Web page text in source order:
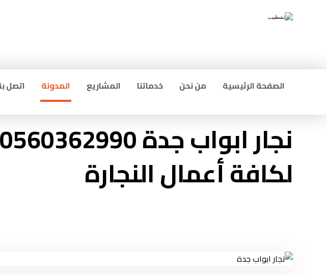
الصفحة الرئيسية من نحن خدماتنا المشاريع المدونة اتصل
لكافة أعمال النجارة